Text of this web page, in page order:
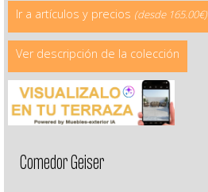
Ir a artículos y precios (desde 165.00€)
Ver descripción de la colección
Comedor Geiser